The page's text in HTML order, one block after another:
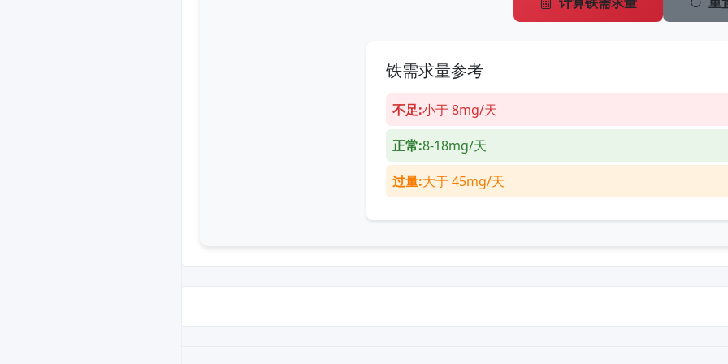
铁需求量参考
不足:小于 8mg/天
正常:8-18mg/天
过量:大于 45mg/天